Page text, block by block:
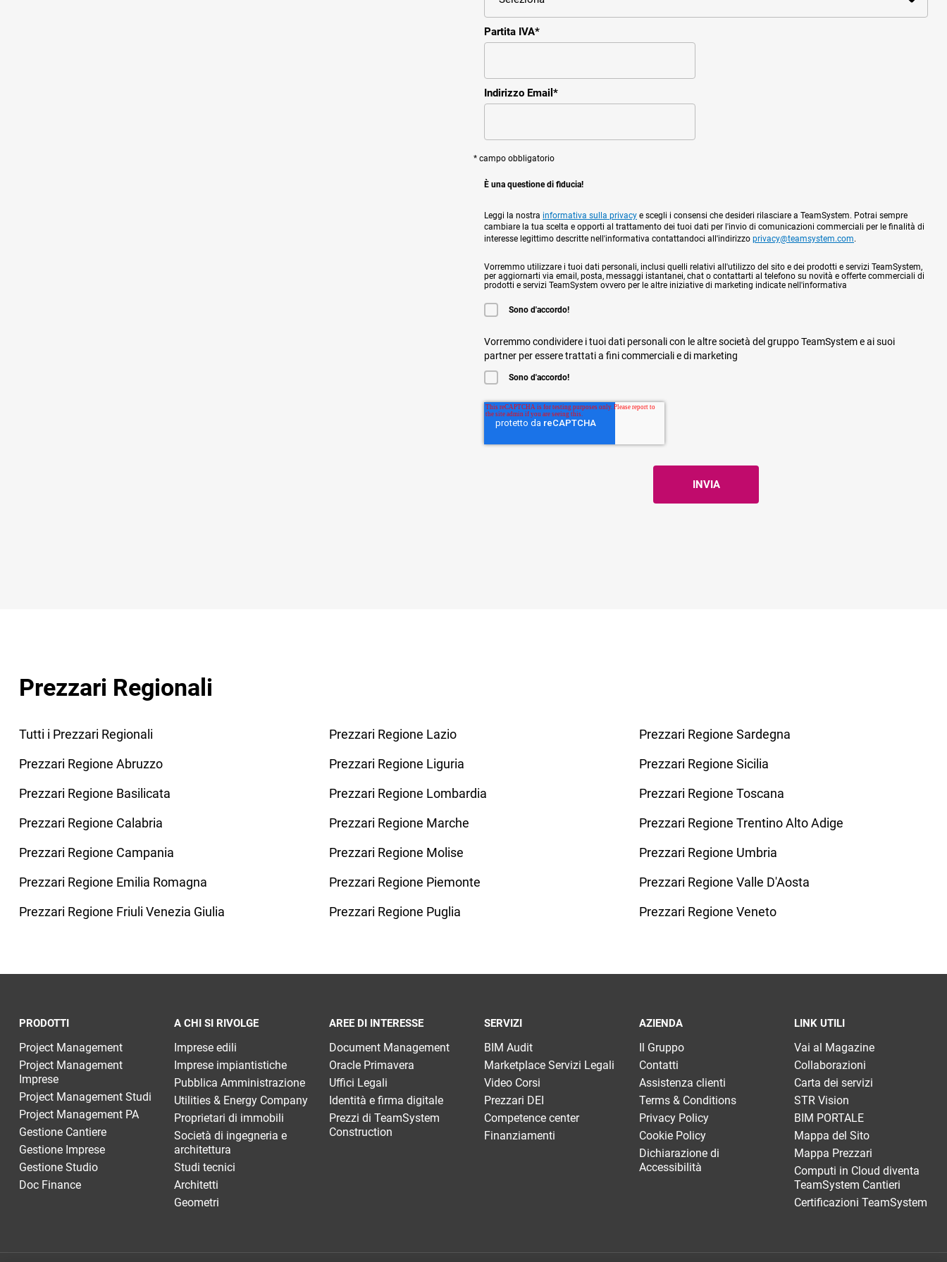
Partita IVA*
Indirizzo Email *
* campo obbligatorio
È una questione di fiducia!
Leggi la nostra informativa sulla privacy e scegli i consensi che desideri rilasciare a TeamSystem. Potrai sempre
cambiare la tua scelta e opporti al trattamento dei tuoi dati per l'invio di comunicazioni commerciali per le finalità di
interesse legittimo descritte nell'informativa contattandoci all'indirizzo privacy@teamsystem.com.
Vorremmo utilizzare i tuoi dati personali, inclusi quelli relativi all'utilizzo del sito e dei prodotti e servizi TeamSystem,
per aggiornarti via email, posta, messaggi istantanei, chat o contattarti al telefono su novità e offerte commerciali di
prodotti e servizi TeamSystem ovvero per le altre iniziative di marketing indicate nell'informativa
Sono d'accordo!
Vorremmo condividere i tuoi dati personali con le altre società del gruppo TeamSystem e ai suoi
partner per essere trattati a fini commerciali e di marketing
Sono d'accordo!
Prezzari Regionali
Tutti i Prezzari Regionali
Prezzari Regione Abruzzo
Prezzari Regione Basilicata
Prezzari Regione Calabria
Prezzari Regione Campania
Prezzari Regione Emilia Romagna
Prezzari Regione Friuli Venezia Giulia
Prezzari Regione Lazio
Prezzari Regione Liguria
Prezzari Regione Lombardia
Prezzari Regione Marche
Prezzari Regione Molise
Prezzari Regione Piemonte
Prezzari Regione Puglia
Prezzari Regione Sardegna
Prezzari Regione Sicilia
Prezzari Regione Toscana
Prezzari Regione Trentino Alto Adige
Prezzari Regione Umbria
Prezzari Regione Valle D'Aosta
Prezzari Regione Veneto
PRODOTTI
Project Management
Project Management
Imprese
Project Management Studi
Project Management PA
Gestione Cantiere
Gestione Imprese
Gestione Studio
Doc Finance
A CHI SI RIVOLGE
Imprese edili
Imprese impiantistiche
Pubblica Amministrazione
Utilities & Energy Company
Proprietari di immobili
Società di ingegneria e
architettura
Studi tecnici
Architetti
Geometri
AREE DI INTERESSE
Document Management
Oracle Primavera
Uffici Legali
Identità e firma digitale
Prezzi di TeamSystem
Construction
SERVIZI
BIM Audit
Marketplace Servizi Legali
Video Corsi
Prezzari DEI
Competence center
Finanziamenti
AZIENDA
Il Gruppo
Contatti
Assistenza clienti
Terms & Conditions
Privacy Policy
Cookie Policy
Dichiarazione di
Accessibilità
LINK UTILI
Vai al Magazine
Collaborazioni
Carta dei servizi
STR Vision
BIM PORTALE
Mappa del Sito
Mappa Prezzari
Computi in Cloud diventa
TeamSystem Cantieri
Certificazioni TeamSystem